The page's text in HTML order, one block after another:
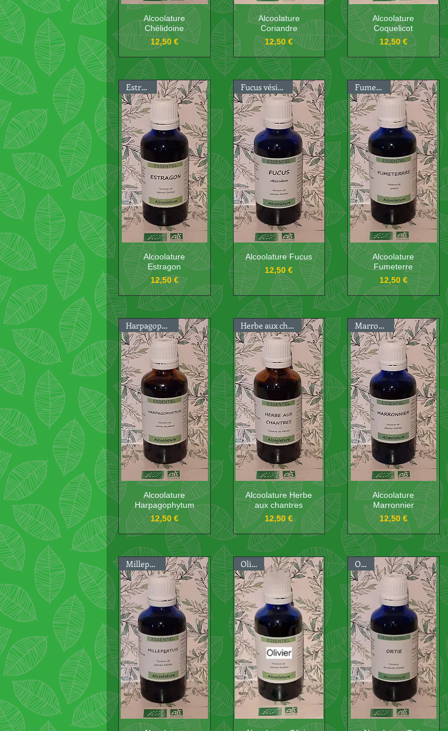
Alcoolature
Chélidoine
Prix
12,50 €
Alcoolature
Coriandre
Prix
12,50 €
Alcoolature
Coquelicot
Prix
12,50 €
Estragon
Alcoolature
Estragon
Prix
12,50 €
Fucus vésiculeux
Alcoolature Fucus
Prix
12,50 €
Fumeterre
Alcoolature
Fumeterre
Prix
12,50 €
Harpagophytum
Alcoolature
Harpagophytum
Prix
12,50 €
Herbe aux chantres
Alcoolature Herbe
aux chantres
Prix
12,50 €
Marronnier
Alcoolature
Marronnier
Prix
12,50 €
Millepertuis Olivier Ortie